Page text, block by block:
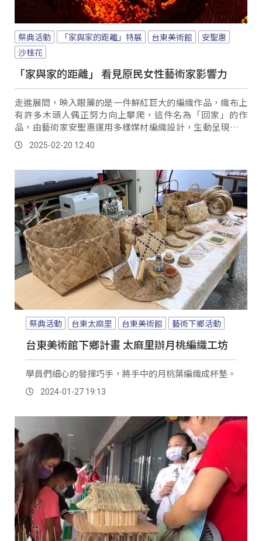
祭典活動 「家與家的距離」特展 台東美術館
安聖惠
沙桂花
「家與家的距離」 看見原民女性藝術家影響力
走進展間，映入眼簾的是一件鮮紅巨大的編織作品，織布上
有許多木頭人偶正努力向上攀爬，這件名為「回家」的作
品，由藝術家安聖惠運用多樣媒材編織設計，生動呈現在歷
經莫拉克風災後，自己重返故鄉屏東「舊好茶」的艱辛歷
程。2025-02-20 12:40
祭典活動 台東太麻里 台東美術館 藝術下鄉活動
台東美術館下鄉計畫 太麻里辦月桃編織工坊
學員們細心的發揮巧手，將手中的月桃葉編織成杯墊。
2024-01-27 19:13